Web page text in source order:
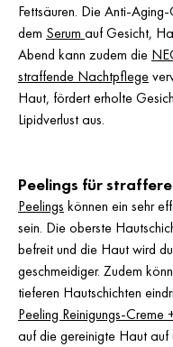
Fettsäuren. Die Anti-
dem Serum auf Gesicht,
Abend kann zudem die
straffende Nachtpflege
Haut, fördert erholte
Lipidverlust aus.
Peelings für
Peelings können ein sehr
sein. Die oberste
befreit und die Haut wird
geschmeidiger. Zudem
tieferen Hautschichten
Peeling Reinigungs-Creme
auf die gereinigte Haut auf